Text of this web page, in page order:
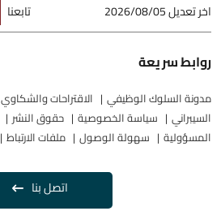
اخر تعديل2026/08/05 تابعنا
روابط سريعة
مدونة السلوك الوظيفي الاقتراحات والشكاوي
السيبراني
سياسة الخصوصية حقوق النشر
المسؤولية
سهولة الوصول ملفات الارتباط
اتصل بنا